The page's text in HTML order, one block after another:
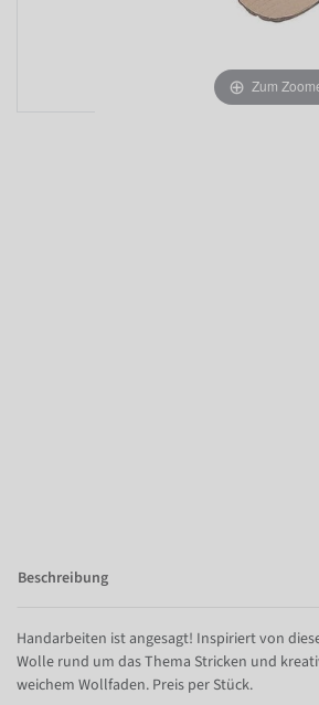
Zum
Beschreibung
Handarbeiten ist angesagt! Inspiriert von
Wolle rund um das Thema Stricken und
weichem Wollfaden. Preis per Stück.